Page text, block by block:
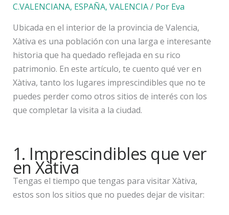
C.VALENCIANA, ESPAÑA, VALENCIA/ Por Eva
Ubicada en el interior de la provincia de Valencia,
Xàtiva es una población con una larga e interesante
historia que ha quedado reflejada en su rico
patrimonio. En este artículo, te cuento qué ver en
Xàtiva, tanto los lugares imprescindibles que no te
puedes perder como otros sitios de interés con los
que completar la visita a la ciudad.
1. Imprescindibles que ver
en Xàtiva
Tengas el tiempo que tengas para visitar Xàtiva,
estos son los sitios que no puedes dejar de visitar: